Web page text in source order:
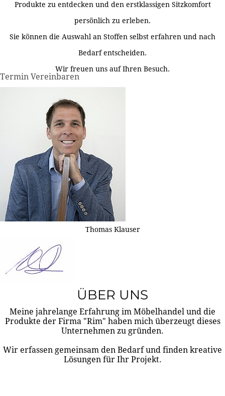
Produkte zu entdecken und den erstklassigen Sitzkomfort
persönlich zu erleben.
Sie können die Auswahl an Stoffen selbst erfahren und nach
Bedarf entscheiden.
Wir freuen uns auf Ihren Besuch.
Termin Vereinbaren
Thomas Klauser
ÜBER UNS
Meine jahrelange Erfahrung im Möbelhandel und die
Produkte der Firma "Rim" haben mich überzeugt dieses
Unternehmen zu gründen.
Wir erfassen gemeinsam den Bedarf und finden kreative
Lösungen für Ihr Projekt.